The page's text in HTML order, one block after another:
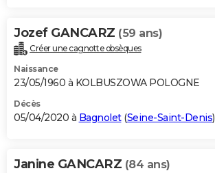
Jozef GANCARZ (59 ans)
Créer une cagnotte obsèques
Naissance
23/05/1960 à KOLBUSZOWA POLOGNE
Décès
05/04/2020 à Bagnolet(Seine-Saint-Denis)
Janine GANCARZ (84 ans)